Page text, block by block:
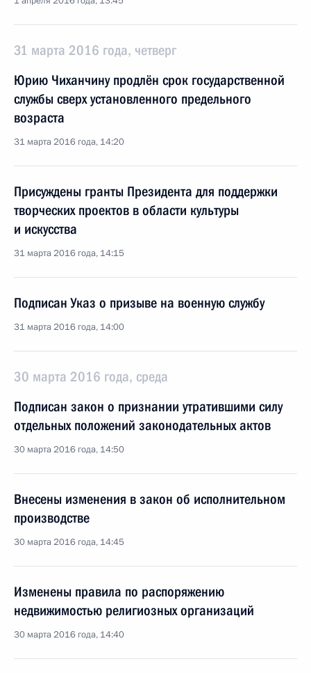
31 марта 2016 года, четверг
Юрию Чиханчину продлён срок государственной
службы сверх установленного предельного
возраста
31 марта 2016 года, 14:20
Присуждены гранты Президента для поддержки
творческих проектов в области культуры
и искусства
31 марта 2016 года, 14:15
Подписан Указ о призыве на военную службу
31 марта 2016 года, 14:00
30 марта 2016 года, среда
Подписан закон о признании утратившими силу
отдельных положений законодательных актов
30 марта 2016 года, 14:50
Внесены изменения в закон об исполнительном
производстве
30 марта 2016 года, 14:45
Изменены правила по распоряжению
недвижимостью религиозных организаций
30 марта 2016 года, 14:40